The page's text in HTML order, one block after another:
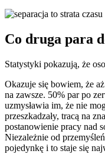
Co druga para
Statystyki pokazują, że
Okazuje się bowiem, że
na zawsze. 50% par po
uzmysławia im, że nie
przeszkadzały, tracą na
postanowienie pracy nad
Niezależnie od
pojedynkę i to staje się